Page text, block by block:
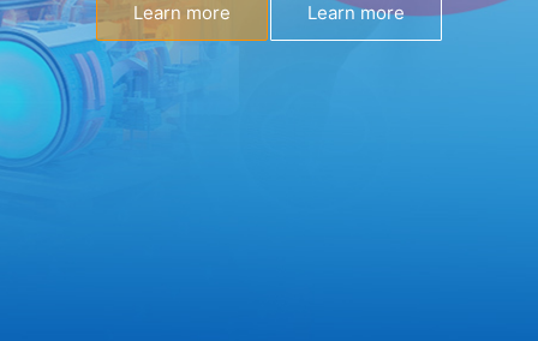
Learn more Learn more